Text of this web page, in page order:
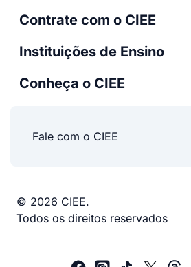
Contrate com o CIEE
Instituições de Ensino
Conheça o CIEE
Fale com o CIEE
© 2026 CIEE.
Todos os direitos reservados